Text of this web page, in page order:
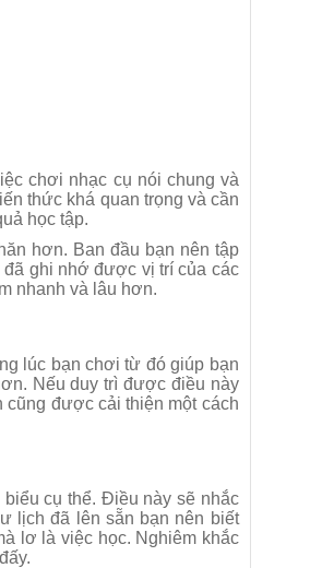
chơi nhạc cụ nói chung và
thức khá quan trọng và cần
học tập.
hơn. Ban đầu bạn nên tập
đã ghi nhớ được vị trí của các
nhanh và lâu hơn.
lúc bạn chơi từ đó giúp bạn
Nếu duy trì được điều này
cũng được cải thiện một cách
cụ thể. Điều này sẽ nhắc
lịch đã lên sẵn bạn nên biết
lơ là việc học. Nghiêm khắc